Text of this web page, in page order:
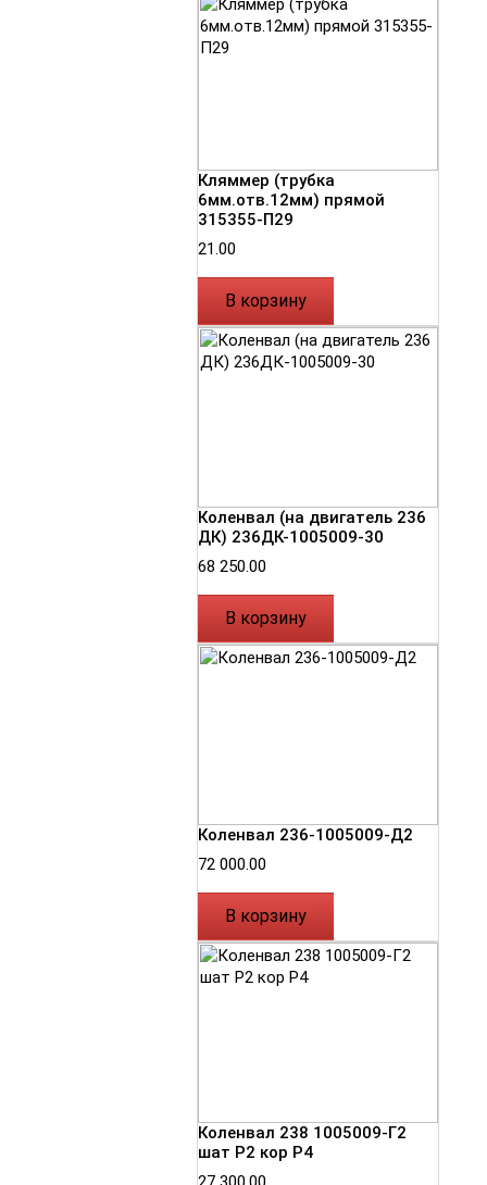
Кляммер (трубка
6мм.отв.12мм) прямой
315355-П29
21.00
В корзину
Коленвал (на двигатель 236
ДК) 236ДК-1005009-30
68 250.00
В корзину
Коленвал 236-1005009-Д2
72 000.00
В корзину
Коленвал 238 1005009-Г2
шат Р2 кор Р4